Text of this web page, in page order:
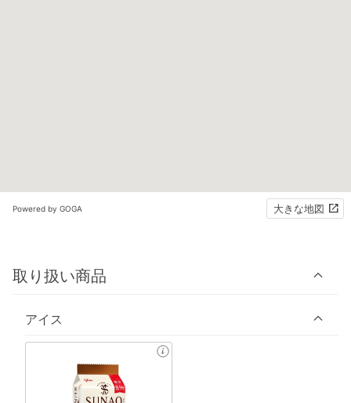
Powered by GOGA 大きな地図
取り扱い商品
アイス